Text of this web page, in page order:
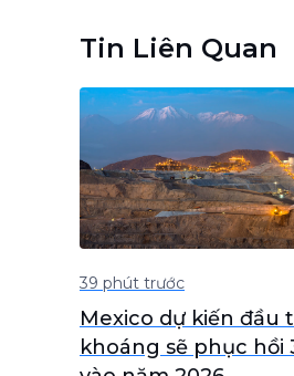
Tin Liên Quan
39 phút trước
Mexico dự kiến đầu
khoáng sẽ phục hồi